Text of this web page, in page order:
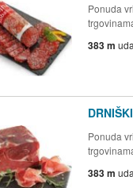
Ponuda
383 m
Ponuda
383 m